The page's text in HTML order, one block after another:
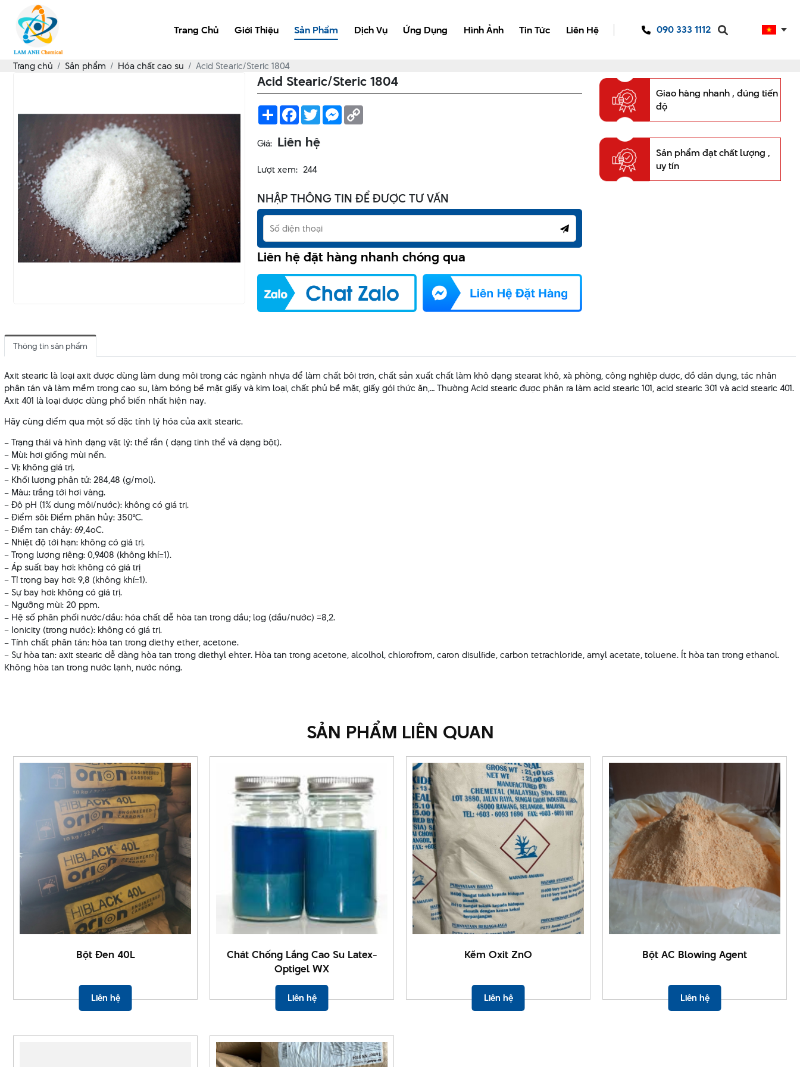
Trang Chủ Giới Thiệu Sản Phẩm Dịch Vụ Ứng Dụng Hình Ảnh Tin Tức Liên Hệ 090 333 1112
Trang chủ Sản phẩm Hóa chất cao su Acid Stearic/Steric 1804
Acid Stearic/Steric 1804
ShareFacebook
TwitterMessenger
Copy
Giá: Liên hệ
Lượt xem: 244
NHẬP THÔNG TIN ĐỂ ĐƯỢC TƯ VẤN
Liên hệ đặt hàng nhanh chóng qua
Giao hàng nhanh , đúng tiến
độ
Sản phẩm đạt chất lượng ,
uy tín
Thông tin sản phẩm
Axit stearic là loại axit được dùng làm dung môi trong các ngành nhựa để làm chất bôi trơn, chất sản xuất chất làm khô dạng stearat khô, xà phòng, công nghiệp dược, đồ dân dụng, tác nhân
phân tán và làm mềm trong cao su, làm bóng bề mặt giấy và kim loại, chất phủ bề mặt, giấy gói thức ăn,… Thường Acid stearic được phân ra làm acid stearic 101, acid stearic 301 và acid stearic 401.
Axit 401 là loại được dùng phổ biến nhất hiện nay.
Hãy cùng điểm qua một số đặc tính lý hóa của axit stearic.
– Trạng thái và hình dạng vật lý: thể rắn ( dạng tinh thể và dạng bột).
– Mùi: hơi giống mùi nến.
– Vị: không giá trị.
– Khối lượng phân tử: 284,48 (g/mol).
– Màu: trắng tới hơi vàng.
– Độ pH (1% dung môi/nước): không có giá trị.
– Điểm sôi: Điểm phân hủy: 350°C.
– Điểm tan chảy: 69,4oC.
– Nhiệt độ tới hạn: không có giá trị.
– Trọng lượng riêng: 0,9408 (không khí=1).
– Áp suất bay hơi: không có giá trị
– Tỉ trọng bay hơi: 9,8 (không khí=1).
– Sự bay hơi: không có giá trị.
– Ngưỡng mùi: 20 ppm.
– Hệ số phân phối nước/dầu: hóa chất dễ hòa tan trong dầu; log (dầu/nước) =8,2.
– Ionicity (trong nước): không có giá trị.
– Tính chất phân tán: hòa tan trong diethy ether, acetone.
– Sự hòa tan: axit stearic dễ dàng hòa tan trong diethyl ehter. Hòa tan trong acetone, alcolhol, chlorofrom, caron disulfide, carbon tetrachloride, amyl acetate, toluene. Ít hòa tan trong ethanol.
Không hòa tan trong nước lạnh, nước nóng.
SẢN PHẨM LIÊN QUAN
Bột Đen 40L
Liên hệ
Chát Chống Lắng Cao Su Latex-
Optigel WX
Liên hệ
Kẽm Oxit ZnO
Liên hệ
Bột AC Blowing Agent
Liên hệ